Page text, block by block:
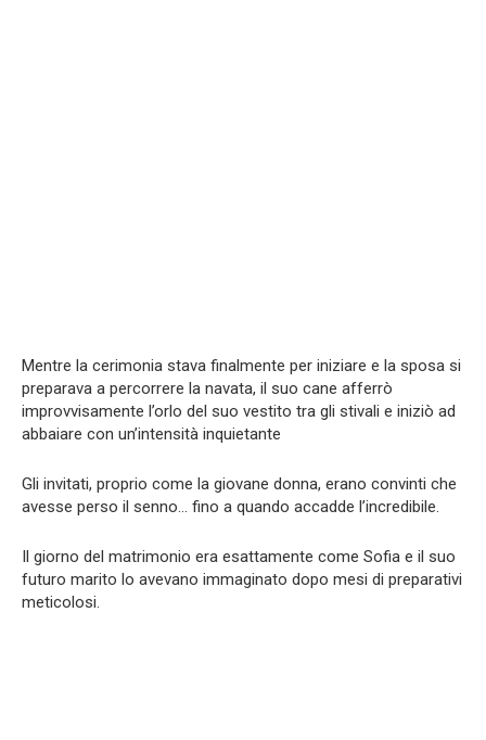
Mentre la cerimonia stava finalmente per iniziare e la sposa si
preparava a percorrere la navata, il suo cane afferrò
improvvisamente l’orlo del suo vestito tra gli stivali e iniziò ad
abbaiare con un’intensità inquietante
Gli invitati, proprio come la giovane donna, erano convinti che
avesse perso il senno… fino a quando accadde l’incredibile.
Il giorno del matrimonio era esattamente come Sofia e il suo
futuro marito lo avevano immaginato dopo mesi di preparativi
meticolosi.